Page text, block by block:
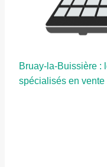
Bruay-la-Buissière :
spécialisés en vente